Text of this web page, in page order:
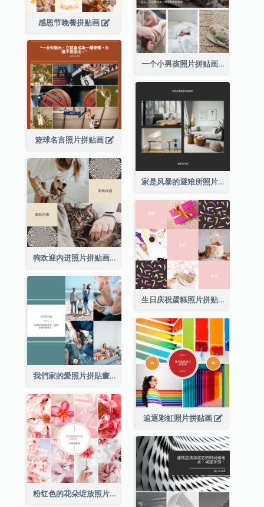
感恩节晚餐拼贴画
一个小男孩照片拼贴画
篮球名言照片拼贴画
家是风暴的避难所照片拼贴画
狗欢迎内进照片拼贴画
生日庆祝蛋糕照片拼贴画
我們家的愛照片拼貼畫
追逐彩虹照片拼贴画
粉红色的花朵绽放照片拼贴画